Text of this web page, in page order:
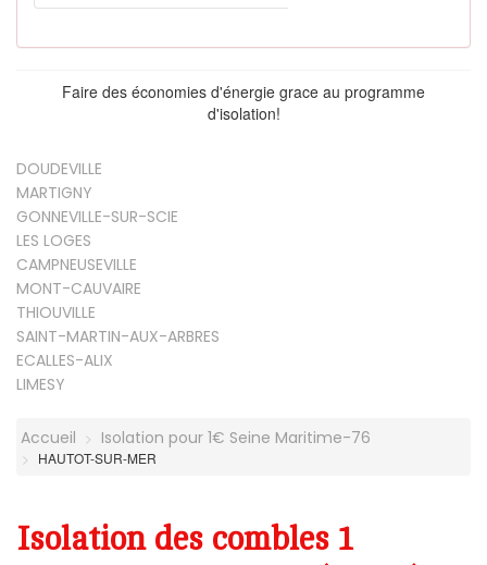
Faire des économies d'énergie grace au programme
d'isolation!
DOUDEVILLE
MARTIGNY
GONNEVILLE-SUR-SCIE
LES LOGES
CAMPNEUSEVILLE
MONT-CAUVAIRE
THIOUVILLE
SAINT-MARTIN-AUX-ARBRES
ECALLES-ALIX
LIMESY
Accueil Isolation pour 1€ Seine Maritime-76
HAUTOT-SUR-MER
Isolation des combles 1